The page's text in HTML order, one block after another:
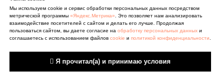
Мы используем cookie и сервис обработки персональных данных посредством
метрической программы «Яндекс.Метрика». Это позволяет нам анализировать
взаимодействие посетителей с сайтом и делать его лучше. Продолжая
пользоваться сайтом, вы даете согласие на обработку персональных данных и
соглашаетесь с использованием файлов cookie и политикой конфиденциальности.
 Я прочитал(а) и принимаю условия